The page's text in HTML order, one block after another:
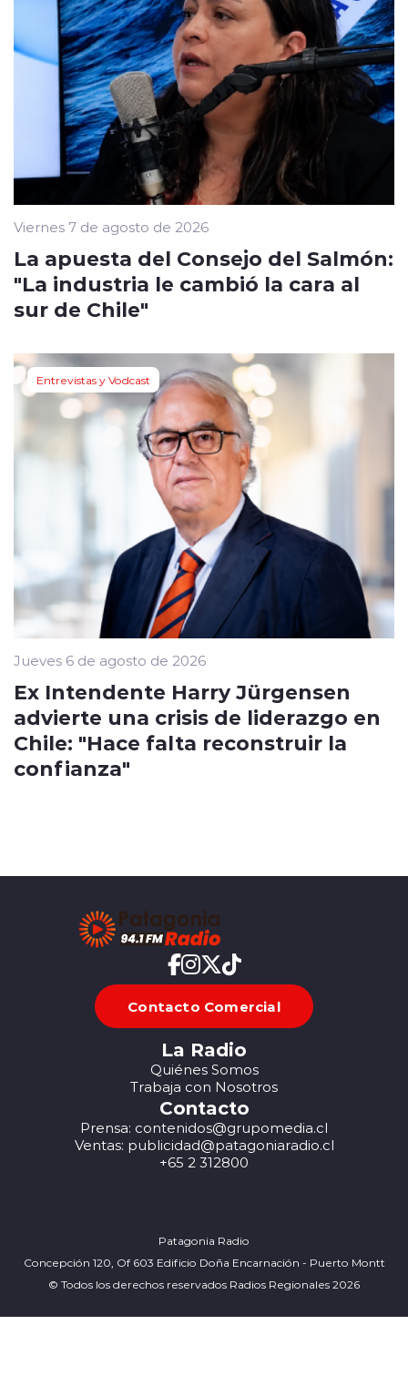
Viernes 7 de agosto de 2026
La apuesta del Consejo del Salmón:
"La industria le cambió la cara al
sur de Chile"
Entrevistas y Vodcast
Jueves 6 de agosto de 2026
Ex Intendente Harry Jürgensen
advierte una crisis de liderazgo en
Chile: "Hace falta reconstruir la
confianza"
Contacto Comercial
La Radio
Quiénes Somos
Trabaja con Nosotros
Contacto
Prensa: contenidos@grupomedia.cl
Ventas: publicidad@patagoniaradio.cl
+65 2 312800
Patagonia Radio
Concepción 120, Of 603 Edificio Doña Encarnación - Puerto Montt
© Todos los derechos reservados Radios Regionales 2026